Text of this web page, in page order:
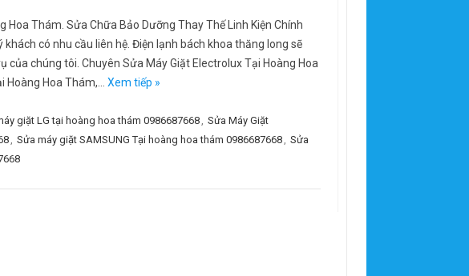
Hoa Thám. Sửa Chữa Bảo Dưỡng Thay Thế Linh Kiện Chính
khách có nhu cầu liên hệ. Điện lạnh bách khoa thăng long sẽ
của chúng tôi. Chuyên Sửa Máy Giặt Electrolux Tại Hoàng Hoa
Hoàng Hoa Thám,… Xem tiếp »
giặt LG tại hoàng hoa thám 0986687668, Sửa Máy Giặt
, Sửa máy giặt SAMSUNG Tại hoàng hoa thám 0986687668, Sửa